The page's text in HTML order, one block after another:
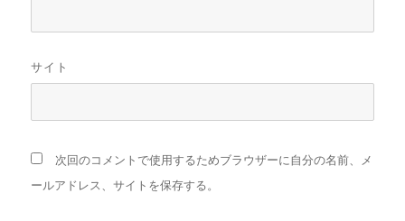
サイト
次回のコメントで使用するためブラウザーに自分の名前、メ
ールアドレス、サイトを保存する。